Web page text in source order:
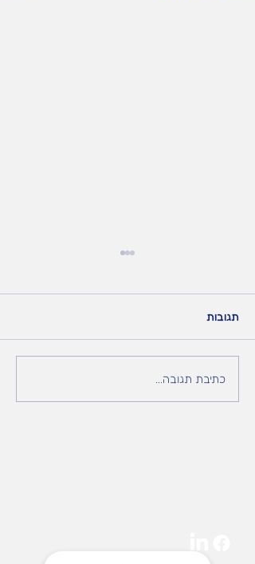
זה לא רק גודל החלקים זה
גם המחיר ! UMC-1250 /
תגובות
כתיבת תגובה...